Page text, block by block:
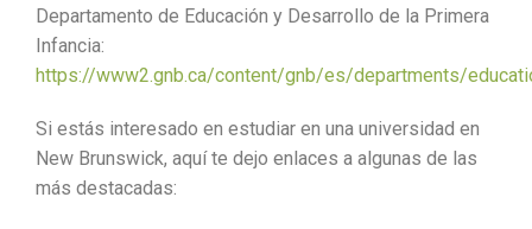
Departamento de Educación y Desarrollo de la Primera
Infancia:
https://www2.gnb.ca/content/gnb/es/departments/
Si estás interesado en estudiar en una universidad en
New Brunswick, aquí te dejo enlaces a algunas de las
más destacadas: